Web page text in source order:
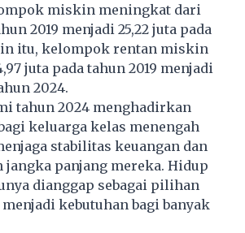
miskin meningkat dari
2019 menjadi 25,22 juta pada
itu, kelompok rentan miskin
juta pada tahun 2019 menjadi
2024.
tahun 2024 menghadirkan
keluarga kelas menengah
stabilitas keuangan dan
jangka panjang mereka. Hidup
dianggap sebagai pilihan
kebutuhan bagi banyak